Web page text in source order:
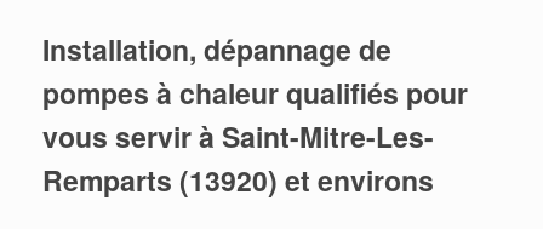
Installation, dépannage de
pompes à chaleur qualifiés pour
vous servir à Saint-Mitre-Les-
Remparts (13920) et environs